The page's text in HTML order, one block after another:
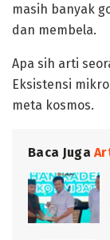
masih banyak
dan membela.
Apa sih arti
Eksistensi
meta kosmos.
Baca Juga